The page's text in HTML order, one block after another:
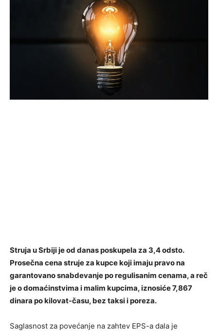
Struja u Srbiji je od danas poskupela za 3,4 odsto.
Prosečna cena struje za kupce koji imaju pravo na
garantovano snabdevanje po regulisanim cenama, a reč
je o domaćinstvima i malim kupcima, iznosiće 7,867
dinara po kilovat-času, bez taksi i poreza.
Saglasnost za povećanje na zahtev EPS-a dala je